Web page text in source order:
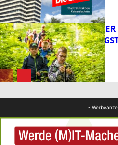
FB News
MIT DEM JÄGER
-